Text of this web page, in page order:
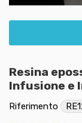
Resina
Infusione e
Riferimento